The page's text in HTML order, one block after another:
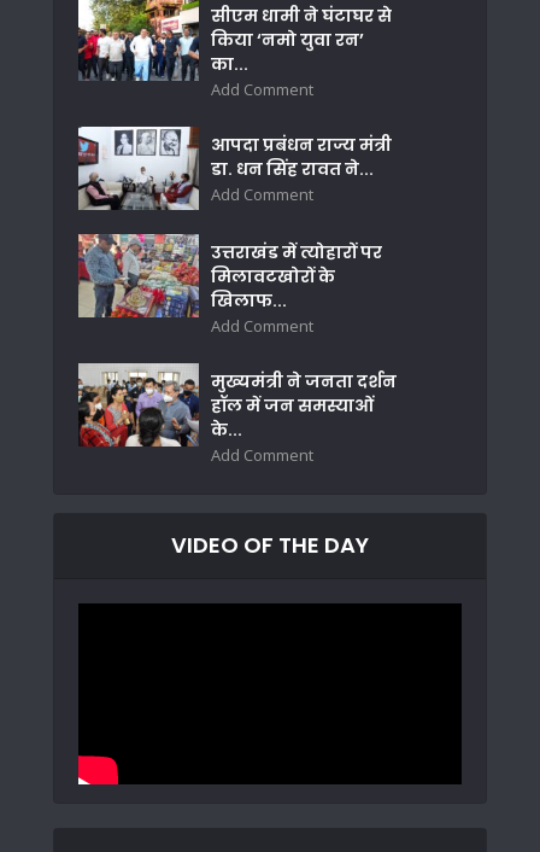
सीएम धामी ने घंटाघर से
किया ‘नमो युवा रन’
का...
Add Comment
आपदा प्रबंधन राज्य मंत्री
डा. धन सिंह रावत ने...
Add Comment
उत्तराखंड में त्योहारों पर
मिलावटखोरों के
खिलाफ...
Add Comment
मुख्यमंत्री ने जनता दर्शन
हॉल में जन समस्याओं
के...
Add Comment
VIDEO OF THE DAY